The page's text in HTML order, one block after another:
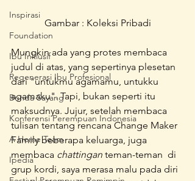
Inspirasi
Foundation
Ibu Inklusif
Regenerasi Ibu Profesional
Bunda Sayang
Konferensi Perempuan Indonesia
A Home Team
Ipedia
Gambar : Koleksi Pribadi
Mungkin ada yang protes membaca
judul di atas, yang sepertinya plesetan
dari "untukmu agamamu, untukku
agamaku". Tapi, bukan seperti itu
maksudnya. Jujur, setelah membaca
tulisan tentang rencana Change Maker
Family beberapa keluarga, juga
membaca chattingan teman-teman  di
grup kordi, saya merasa malu pada diri